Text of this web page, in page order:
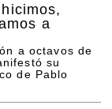
a
a octavos de
su
de Pablo